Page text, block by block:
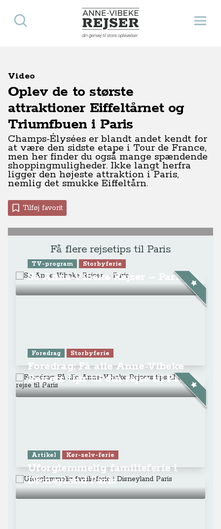
Anne-Vibeke Rejser
din genvej til store oplevelser
Åbn
Søg
Video
Oplev de to største
attraktioner Eiffeltårnet og
Triumfbuen i Paris
Champs-Élysées er blandt andet kendt for
at være den sidste etape i Tour de France,
men her finder du også mange spændende
shoppingmuligheder. Ikke langt herfra
ligger den højeste attraktion i Paris,
nemlig det smukke Eiffeltårn.
Tilføj favorit
Få flere rejsetips til Paris
TV-program Storbyferie
Se Anne-Vibeke Rejser – Paris
Foredrag Storbyferie
Foredrag: Få alle Anne-Vibeke
Rejsers tips til din rejse til Paris
Artikel Kør-selv-ferie
Uforglemmelig familieferie i
Disneyland Paris